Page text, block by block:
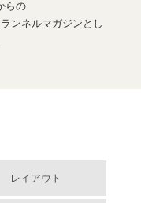
らの
ンネルマガジンとし
レイアウト